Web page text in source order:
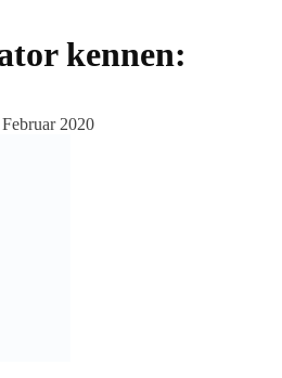
kennen:
Februar 2020